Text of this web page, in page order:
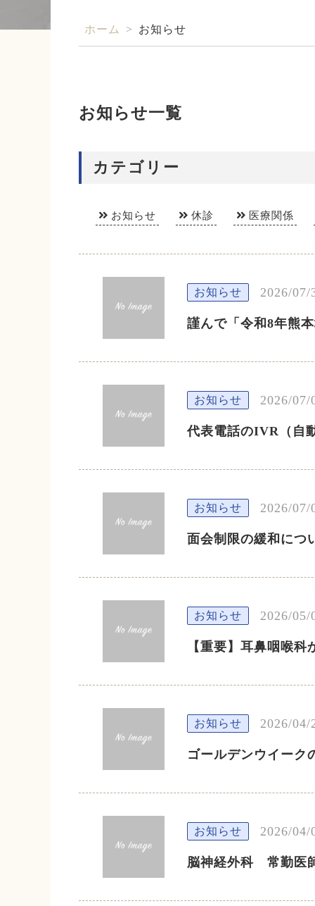
ホーム > お知らせ
お知らせ一覧
カテゴリー
お知らせ 休診 医療関係
お知らせ 2026/07/
謹んで「令和8年熊
お知らせ 2026/07/
代表電話のIVR（自
お知らせ 2026/07/
面会制限の緩和につ
お知らせ 2026/05/
【重要】耳鼻咽喉科
お知らせ 2026/04/
ゴールデンウイーク
お知らせ 2026/04/
脳神経外科 常勤医